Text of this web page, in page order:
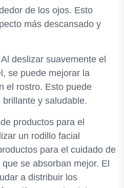
de los ojos. Esto
más descansado y
deslizar suavemente el
se puede mejorar la
el rostro. Esto puede
y saludable.
productos para el
un rodillo facial
para el cuidado de
se absorban mejor. El
a distribuir los